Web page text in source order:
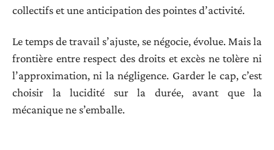
collectifs et une anticipation des pointes d’activité.
Le temps de travail s’ajuste, se négocie, évolue. Mais la
frontière entre respect des droits et excès ne tolère ni
l’approximation, ni la négligence. Garder le cap, c’est
choisir la lucidité sur la durée, avant que la
mécanique ne s’emballe.